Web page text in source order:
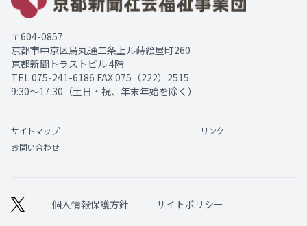
〒604-0857
京都市中京区烏丸通二条上ル蒔絵屋町260
京都新聞トラストビル 4階
TEL075-241-6186 FAX 075（222）2515
9:30～17:30（土日・祝、年末年始を除く）
サイトマップ
リンク
お問い合わせ
個人情報保護方針 サイトポリシー